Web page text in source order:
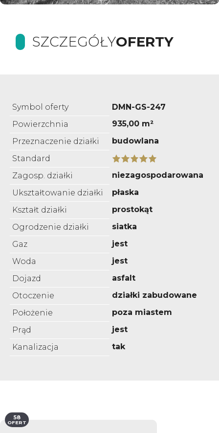
SZCZEGÓŁYOFERTY
Symbol oferty
DMN-GS-247
Powierzchnia
935,00 m²
Przeznaczenie działki
budowlana
Standard
Zagosp. działki
niezagospodarowana
Ukształtowanie działki
płaska
Kształt działki
prostokąt
Ogrodzenie działki
siatka
Gaz
jest
Woda
jest
Dojazd
asfalt
Otoczenie
działki zabudowane
Położenie
poza miastem
Prąd
jest
Kanalizacja
tak
58
OFERT